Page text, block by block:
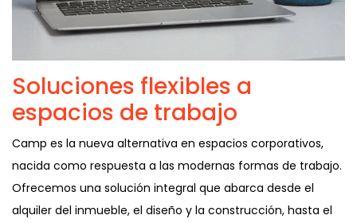
Soluciones flexibles a
espacios de trabajo
Camp es la nueva alternativa en espacios corporativos,
nacida como respuesta a las modernas formas de trabajo.
Ofrecemos una solución integral que abarca desde el
alquiler del inmueble, el diseño y la construcción, hasta el